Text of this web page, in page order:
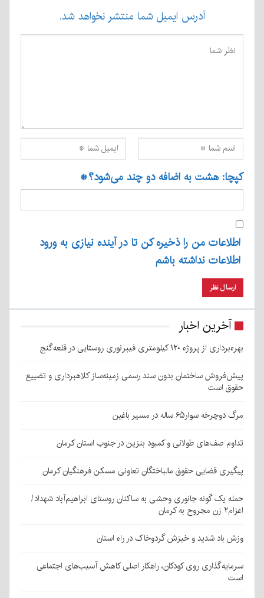
آدرس ایمیل شما منتشر نخواهد شد.
کپچا: هشت به اضافه دو چند می‌شود؟*
اطلاعات من را ذخیره کن تا در آینده نیازی به ورود
اطلاعات نداشته باشم
آخرین اخبار
بهره‌برداری از پروژه ۱۲۰ کیلومتری فیبرنوری روستایی در قلعه‌گنج
پیش‌فروش ساختمان بدون سند رسمی زمینه‌ساز کلاهبرداری و تضییع
حقوق است
مرگ دوچرخه سوار۶۵ ساله در مسیر باغین
تداوم صف‌های طولانی و کمبود بنزین در جنوب استان کرمان
پیگیری قضایی حقوق مالباختگان تعاونی مسکن فرهنگیان کرمان
حمله یک گونه جانوری وحشی به ساکنان روستای ابراهیم‌آباد شهداد/
اعزام۲ زن مجروح به کرمان
وزش باد شدید و خیزش گردوخاک در راه استان
سرمایه‌گذاری روی کودکان، راهکار اصلی کاهش آسیب‌های اجتماعی
است